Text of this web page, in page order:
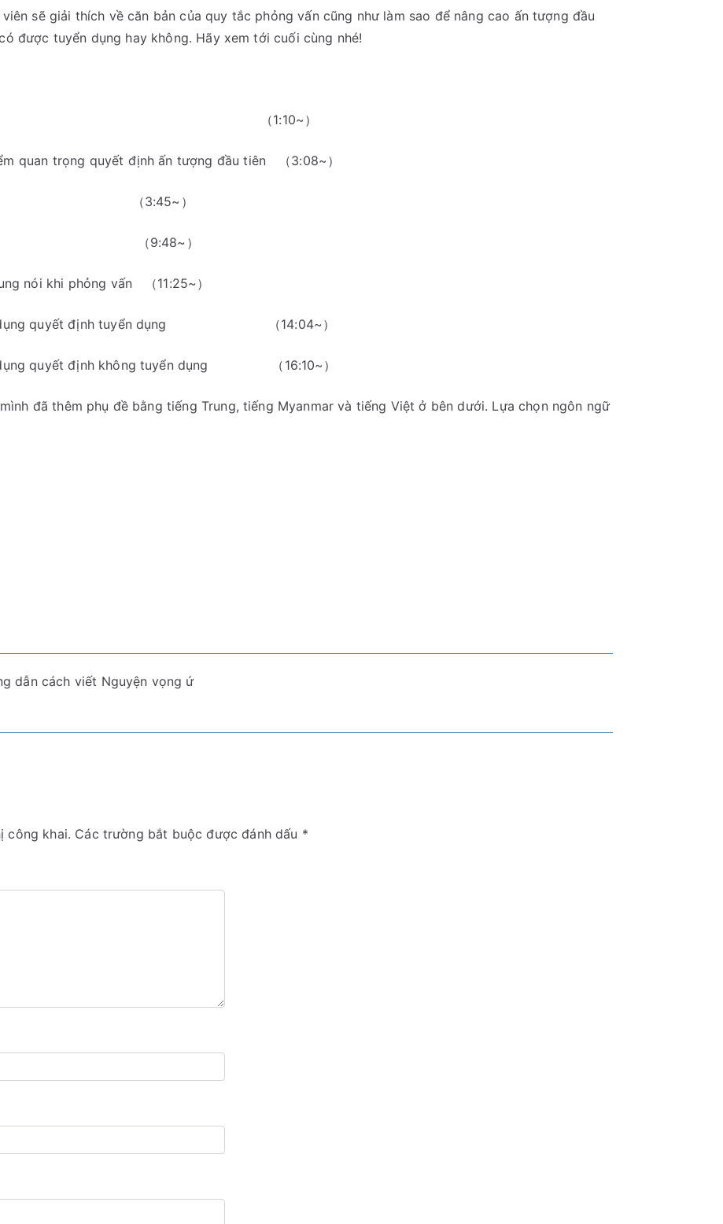
Cách
tạo
ấn
sẽ giải thích về căn bản của quy tắc phỏng vấn cũng như làm sao để nâng cao ấn tượng đầu
được tuyển dụng hay không. Hãy xem tới cuối cùng nhé!
xử là gì （1:10~）
quan trọng quyết định ấn tượng đầu tiên （3:08~）
（3:45~）
nói （9:48~）
nói khi phỏng vấn （11:25~）
dụng quyết định tuyển dụng （14:04~）
quyết định không tuyển dụng （16:10~）
đã thêm phụ đề bằng tiếng Trung, tiếng Myanmar và tiếng Việt ở bên dưới. Lựa chọn ngôn ngữ
dẫn cách viết Nguyện vọng ứ
công khai. Các trường bắt buộc được đánh dấu *